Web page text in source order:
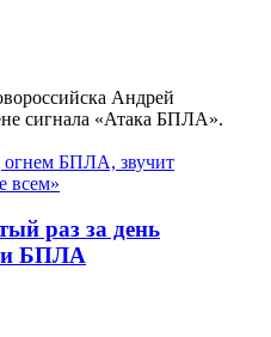
Андрей
сигнала «Атака БПЛА».
раз за день
БПЛА